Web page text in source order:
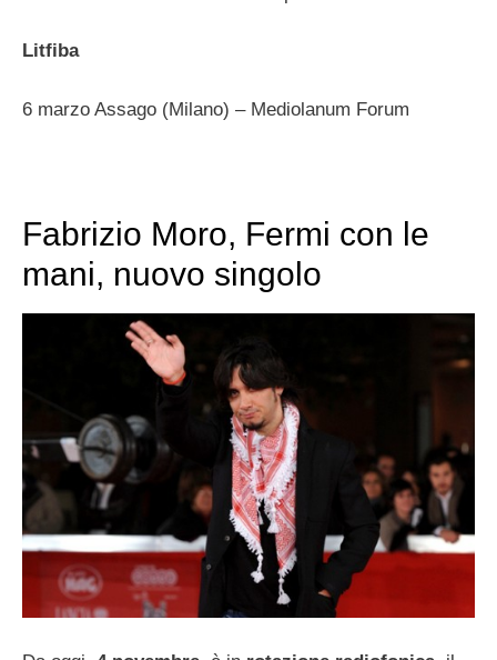
Litfiba
6 marzo Assago (Milano) – Mediolanum Forum
Fabrizio Moro, Fermi con le
mani, nuovo singolo